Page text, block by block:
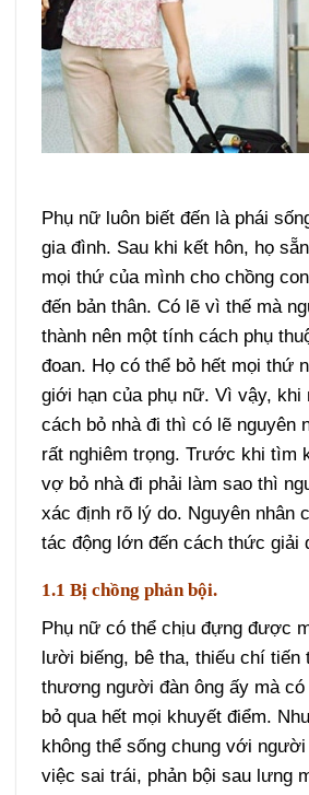
Phụ nữ luôn biết đến là phái
gia đình. Sau khi kết hôn, họ
mọi thứ của mình cho chồng
đến bản thân. Có lẽ vì thế mà
thành nên một tính cách phụ
đoan. Họ có thể bỏ hết mọi thứ
giới hạn của phụ nữ. Vì vậy,
cách bỏ nhà đi thì có lẽ nguyên
rất nghiêm trọng. Trước khi tìm
vợ bỏ nhà đi phải làm sao thì
xác định rõ lý do. Nguyên nhân
tác động lớn đến cách thức giải
1.1 Bị chồng phản bội.
Phụ nữ có thể chịu đựng được
lười biếng, bê tha, thiếu chí tiến
thương người đàn ông ấy mà có
bỏ qua hết mọi khuyết điểm.
không thể sống chung với
việc sai trái, phản bội sau lưng